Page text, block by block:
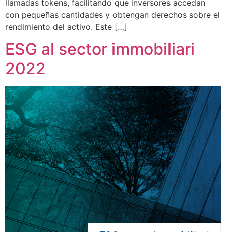
llamadas tokens, facilitando que inversores accedan
con pequeñas cantidades y obtengan derechos sobre el
rendimiento del activo. Este […]
ESG al sector immobiliari
2022